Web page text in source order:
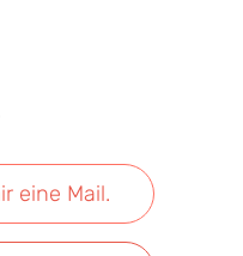
eine Mail.